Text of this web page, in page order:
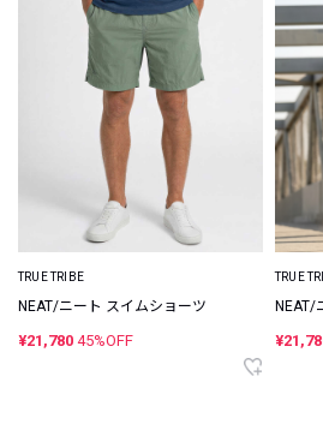
TRUE TRIBE
NEAT/ニート スイムショーツ
¥21,780 45%OFF
TRUE
NEAT/